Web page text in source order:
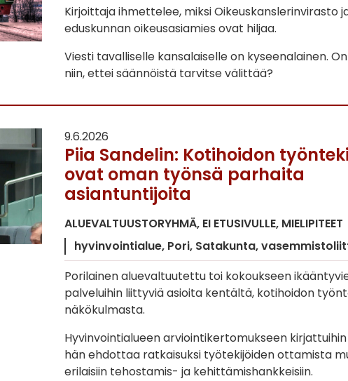
Kirjoittaja ihmettelee, miksi Oikeuskanslerinvirasto
eduskunnan oikeusasiamies ovat hiljaa.
Viesti tavalliselle kansalaiselle on kyseenalainen.
niin, ettei säännöistä tarvitse välittää?
9.6.2026
Piia Sandelin: Kotihoidon
ovat oman työnsä parhaita
asiantuntijoita
ALUEVALTUUSTORYHMÄ EI ETUSIVULLE MIELIPITEET
hyvinvointialue Pori Satakunta
Porilainen aluevaltuutettu toi kokoukseen
palveluihin liittyviä asioita kentältä, kotihoidon
näkökulmasta.
Hyvinvointialueen arviointikertomukseen
hän ehdottaa ratkaisuksi työtekijöiden ottamista
erilaisiin tehostamis- ja kehittämishankkeisiin.